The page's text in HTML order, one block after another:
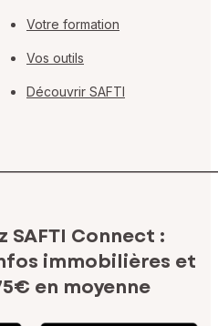
Votre formation
Vos outils
Découvrir SAFTI
SAFTI Connect :
immobilières et
en moyenne